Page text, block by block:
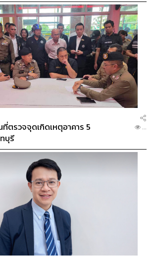
ตรวจจุดเกิดเหตุอาคาร 5
บุรี
...